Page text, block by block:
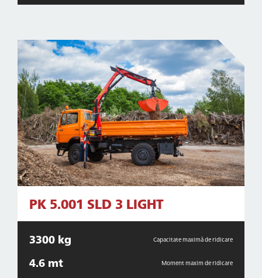
PK 5.001 SLD 3 LIGHT
3300 kg Capacitate maximă de ridicare
4.6 mt Moment maxim de ridicare